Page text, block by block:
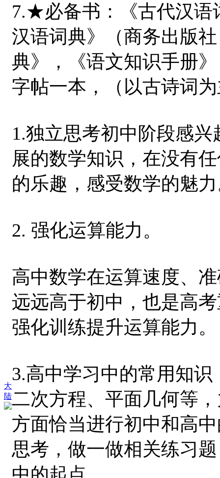
大
陆
7.★必备书：《古代汉语
汉语词典》（商务出版
典》，《语文知识手册
字帖一本，（以古诗词
1.独立思考初中阶段感
展的数学知识，在没有
的乐趣，感受数学的魅
2. 强化运算能力。
高中数学在运算速度、
远远高于初中，也是高
强化训练提升运算能力。
3.高中学习中的常用知
二次方程、平面几何等
方面恰当进行初中和高
思考，做一做相关练习